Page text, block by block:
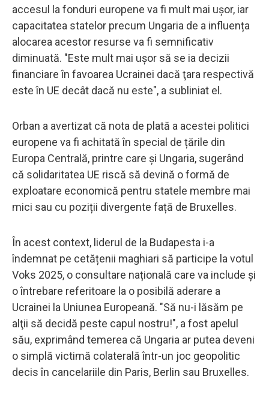
accesul la fonduri europene va fi mult mai ușor, iar
capacitatea statelor precum Ungaria de a influența
alocarea acestor resurse va fi semnificativ
diminuată. "Este mult mai uşor să se ia decizii
financiare în favoarea Ucrainei dacă ţara respectivă
este în UE decât dacă nu este", a subliniat el.
Orban a avertizat că nota de plată a acestei politici
europene va fi achitată în special de țările din
Europa Centrală, printre care și Ungaria, sugerând
că solidaritatea UE riscă să devină o formă de
exploatare economică pentru statele membre mai
mici sau cu poziții divergente față de Bruxelles.
În acest context, liderul de la Budapesta i-a
îndemnat pe cetățenii maghiari să participe la votul
Voks 2025, o consultare națională care va include și
o întrebare referitoare la o posibilă aderare a
Ucrainei la Uniunea Europeană. "Să nu-i lăsăm pe
alţii să decidă peste capul nostru!", a fost apelul
său, exprimând temerea că Ungaria ar putea deveni
o simplă victimă colaterală într-un joc geopolitic
decis în cancelariile din Paris, Berlin sau Bruxelles.